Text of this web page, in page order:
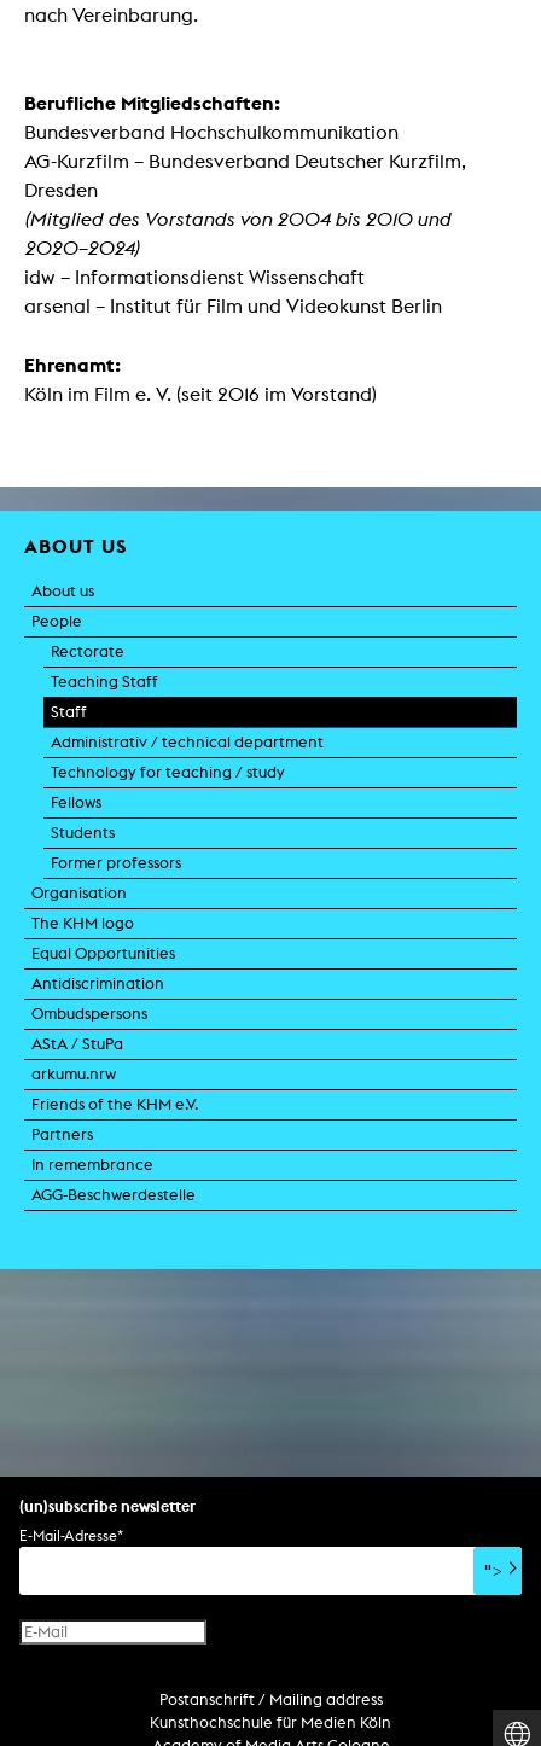
nach Vereinbarung.
Berufliche Mitgliedschaften:
Bundesverband Hochschulkommunikation
AG-Kurzfilm – Bundesverband Deutscher Kurzfilm,
Dresden
(Mitglied des Vorstands von 2004 bis 2010 und
2020–2024)
idw – Informationsdienst Wissenschaft
arsenal – Institut für Film und Videokunst Berlin
Ehrenamt:
Köln im Film e. V. (seit 2016 im Vorstand)
ABOUT US
About us
People
Rectorate
Teaching Staff
Staff
Administrativ / technical department
Technology for teaching / study
Fellows
Students
Former professors
Organisation
The KHM logo
Equal Opportunities
Antidiscrimination
Ombudspersons
AStA / StuPa
arkumu.nrw
Friends of the KHM e.V.
Partners
In remembrance
AGG-Beschwerdestelle
(un)subscribe newsletter
E-Mail-Adresse*
">
Postanschrift / Mailing address
Kunsthochschule für Medien Köln